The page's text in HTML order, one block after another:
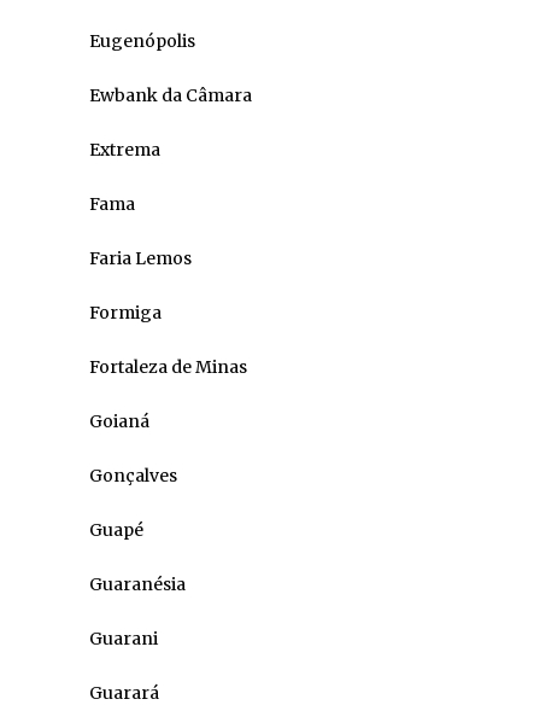
Eugenópolis
Ewbank da Câmara
Extrema
Fama
Faria Lemos
Formiga
Fortaleza de Minas
Goianá
Gonçalves
Guapé
Guaranésia
Guarani
Guarará